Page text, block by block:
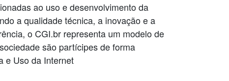
ao uso e desenvolvimento da
a qualidade técnica, a inovação e a
o CGI.br representa um modelo de
são partícipes de forma
e Uso da Internet